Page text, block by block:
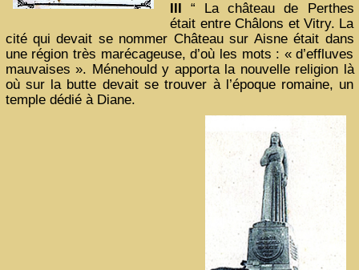
“ La château de Perthes
était entre Châlons et Vitry. La
cité qui devait se nommer Château sur Aisne était dans
une région très marécageuse, d’où les mots : « d’effluves
mauvaises ». Ménehould y apporta la nouvelle religion là
où sur la butte devait se trouver à l’époque romaine, un
temple dédié à Diane.